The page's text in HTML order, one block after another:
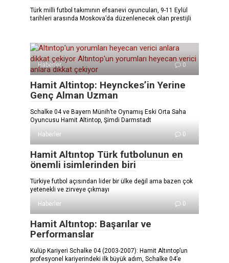
Türk milli futbol takımının efsanevi oyuncuları, 9-11 Eylül
tarihleri ​​arasında Moskova’da düzenlenecek olan prestijli
Haberler 0
Hamit Altintop: Heynckes’in Yerine
Genç Alman Uzman
Schalke 04 ve Bayern Münih’te Oynamış Eski Orta Saha
Oyuncusu Hamit Altintop, Şimdi Darmstadt
Haberler
0
Hamit Altıntop Türk futbolunun en
önemli isimlerinden biri
Türkiye futbol açısından lider bir ülke değil ama bazen çok
yetenekli ve zirveye çıkmayı
Haberler
0
Hamit Altıntop: Başarılar ve
Performanslar
Kulüp Kariyeri Schalke 04 (2003-2007): Hamit Altıntop’un
profesyonel kariyerindeki ilk büyük adım, Schalke 04’e